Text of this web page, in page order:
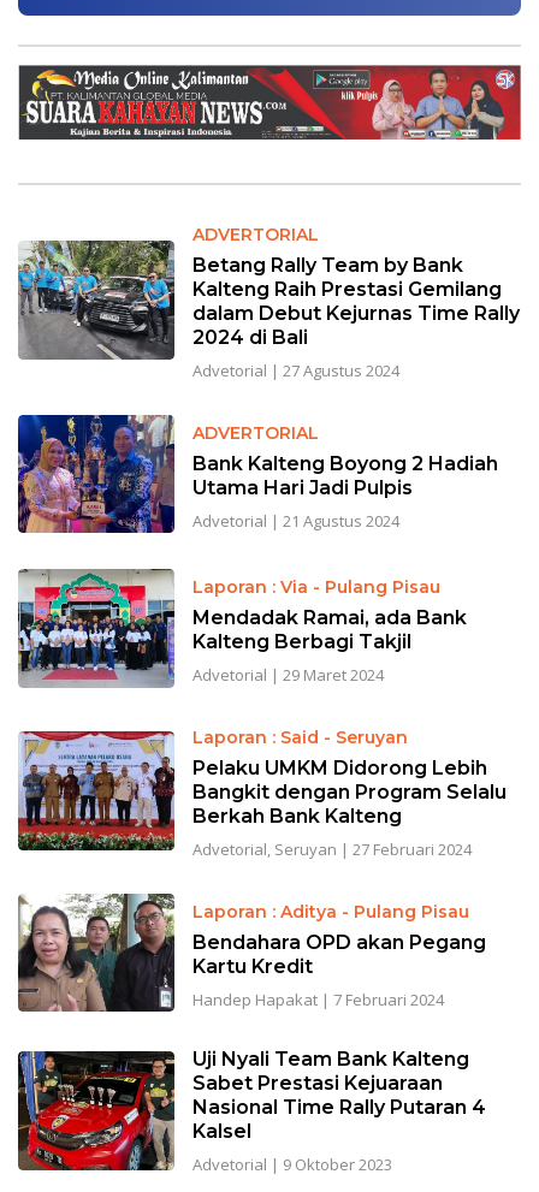
ADVERTORIAL
Betang Rally Team by Bank
Kalteng Raih Prestasi Gemilang
dalam Debut Kejurnas Time Rally
2024 di Bali
Advetorial | 27 Agustus 2024
ADVERTORIAL
Bank Kalteng Boyong 2 Hadiah
Utama Hari Jadi Pulpis
Advetorial | 21 Agustus 2024
Laporan : Via - Pulang Pisau
Mendadak Ramai, ada Bank
Kalteng Berbagi Takjil
Advetorial | 29 Maret 2024
Laporan : Said - Seruyan
Pelaku UMKM Didorong Lebih
Bangkit dengan Program Selalu
Berkah Bank Kalteng
Advetorial, Seruyan | 27 Februari 2024
Laporan : Aditya - Pulang Pisau
Bendahara OPD akan Pegang
Kartu Kredit
Handep Hapakat| 7 Februari 2024
Uji Nyali Team Bank Kalteng
Sabet Prestasi Kejuaraan
Nasional Time Rally Putaran 4
Kalsel
Advetorial | 9 Oktober 2023